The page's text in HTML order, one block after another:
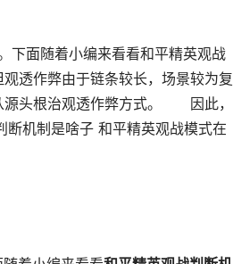
下面随着小编来看看和平精英观战
作弊由于链条较长，场景较为复
源头根治观透作弊方式。 因此，
机制是啥子 和平精英观战模式在